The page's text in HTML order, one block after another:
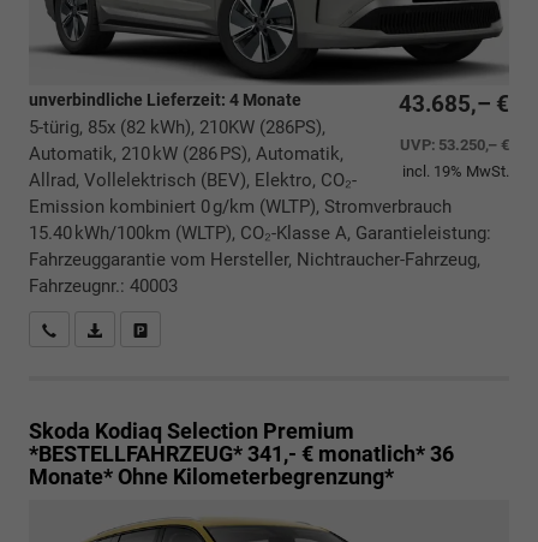
43.685,– €
UVP: 53.250,– €
incl. 19% MwSt.
unverbindliche Lieferzeit: 4 Monate
5-türig, 85x (82 kWh), 210KW (286PS),
Automatik, 210 kW (286 PS), Automatik,
Allrad, Vollelektrisch (BEV), Elektro, CO₂-
Emission kombiniert 0 g/km (WLTP), Stromverbrauch
15.40 kWh/100km (WLTP), CO₂-Klasse A, Garantieleistung:
Fahrzeuggarantie vom Hersteller, Nichtraucher-Fahrzeug,
Fahrzeugnr.: 40003
Rückrufbitte absenden
PDF-Datei, Fahrzeugexposé drucken
Skoda Kodiaq Selection Premium
*BESTELLFAHRZEUG* 341,- € monatlich* 36
Monate* Ohne Kilometerbegrenzung*